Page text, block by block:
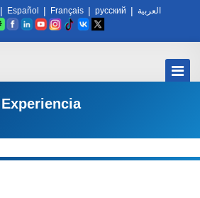
| Español | Français | русский | العربية
Experiencia